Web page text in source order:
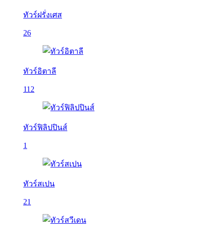
ทัวร์ฝรั่งเศส
26
ทัวร์อิตาลี
112
ทัวร์ฟิลิปปินส์
1
ทัวร์สเปน
21